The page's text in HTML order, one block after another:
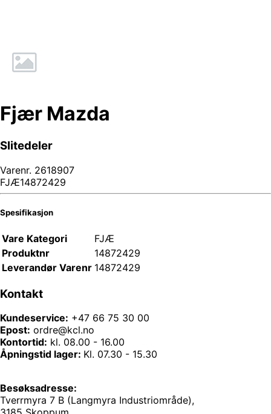
Fjær Mazda
Slitedeler
Varenr. 2618907
FJÆ14872429
Spesifikasjon
Vare Kategori
FJÆ
Produktnr
14872429
Leverandør Varenr 14872429
Kontakt
Kundeservice: +47 66 75 30 00
Epost: ordre@kcl.no
Kontortid: kl. 08.00 - 16.00
Åpningstid lager: Kl. 07.30 - 15.30
Besøksadresse:
Tverrmyra 7 B (Langmyra Industriområde),